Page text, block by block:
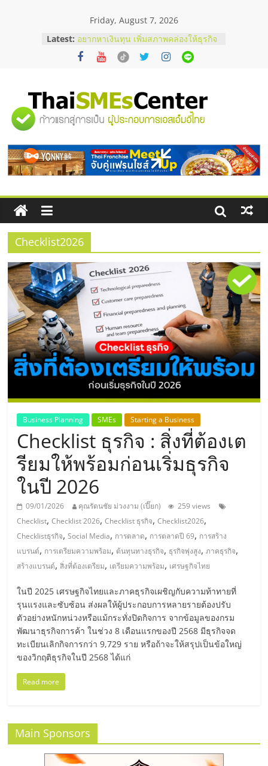
Friday, August 7, 2026
Latest: บริษัท Cybersecurity ในไทยที่ไหนดี?
วิธีเลือกผู้ให้บริการให้คุ้มค่าและตอบ
โจทย์ธุรกิจ
สัมมนาออนไลน์ โอกาสบริหารสถานี
บริการน้ำมัน Shell
สัมมนาลงทุน แฟรนไชส์ยอนนี่
ไชส์ ครั้งที่ 8
ร้านเครื่องเสียงคุณภาพสูง พร้อม
โซลูชันระบบภาพและเสียง
"ศูนย์
รวม
ข้อมูล
ธุรกิจ
SME
แห่ง
ประเทศไทย,
ThaiSMEsCenter,
รวม
ธุรกิจ
เอ
ส
เอ็
มอี
ไทย,
SMEs,
แฟ
รน
ไชส์,
ที่
Checklist2026
Business Planning SMEs Starting a Business
Checklist ธุรกิจ : สิ่งที่ต้องเต
รียมให้พร้อมก่อนเริ่มธุรกิจ
ในปี 2026
09/01/2026 คุณรัตนชัย ม่วงงาม (เปี๊ยก)
259 views
Checklist,Checklist 2026,Checklist ธุรกิจ,Checklist2026,
Checklistธุรกิจ,Social Media, การตลาด, การตลาดปี 69, การสร้าง
แบรนด์, การเตรียมความพร้อม, ต้นทุนทางธุรกิจ, ธุรกิจพุ่งสูง,ภาคธุรกิจ,
สร้างแบรนด์,สิ่งที่ต้องเตรียม, เตรียมความพร้อม, เศรษฐกิจไทย
ในปี 2025 เศรษฐกิจไทยและภาคธุรกิจเผชิญกับความท้าทายที่
รุนแรงและซับซ้อน ส่งผลให้ผู้ประกอบการหลายรายต้องปรับ
ตัวอย่างหนักหน่วงหรือแม้กระทั่งปิดกิจการ จากข้อมูลของกรม
พัฒนาธุรกิจการค้า ในช่วง 8 เดือนแรกของปี 2568 มีธุรกิจจด
ทะเบียนเลิกกิจการกว่า 9,729 ราย หรือถ้าจะให้สรุปเป็นข้อใหญ่
ของวิกฤติธุรกิจในปี 2568 ได้แก่
Read more
Main Sponsors